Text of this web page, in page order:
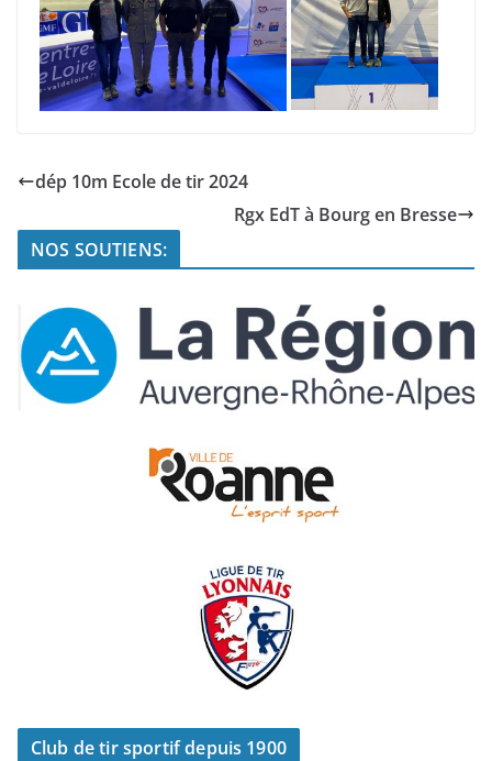
dép 10m Ecole de tir 2024
Rgx EdT à Bourg en Bresse
NOS SOUTIENS:
Club de tir sportif depuis 1900